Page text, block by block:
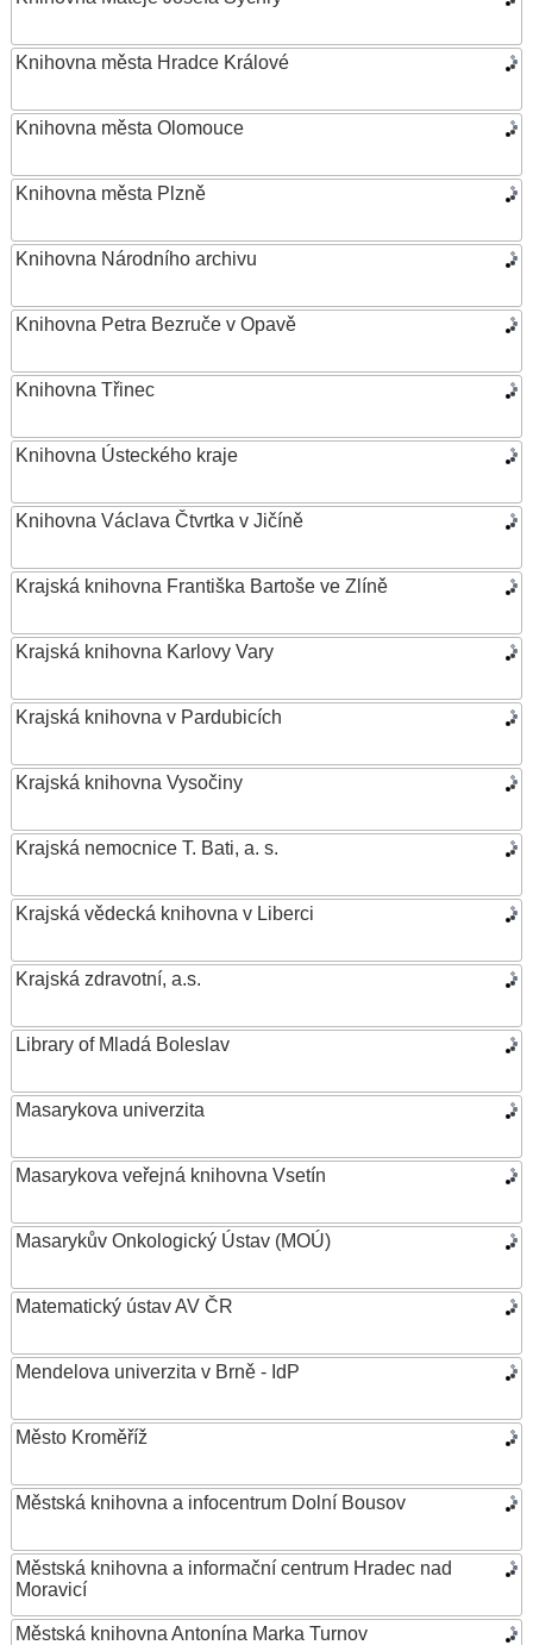
Knihovna města Hradce Králové
Knihovna města Olomouce
Knihovna města Plzně
Knihovna Národního archivu
Knihovna Petra Bezruče v Opavě
Knihovna Třinec
Knihovna Ústeckého kraje
Knihovna Václava Čtvrtka v Jičíně
Krajská knihovna Františka Bartoše ve Zlíně
Krajská knihovna Karlovy Vary
Krajská knihovna v Pardubicích
Krajská knihovna Vysočiny
Krajská nemocnice T. Bati, a. s.
Krajská vědecká knihovna v Liberci
Krajská zdravotní, a.s.
Library of Mladá Boleslav
Masarykova univerzita
Masarykova veřejná knihovna Vsetín
Masarykův Onkologický Ústav (MOÚ)
Matematický ústav AV ČR
Mendelova univerzita v Brně - IdP
Město Kroměříž
Městská knihovna a infocentrum Dolní Bousov
Městská knihovna a informační centrum Hradec nad
Moravicí
Městská knihovna Antonína Marka Turnov